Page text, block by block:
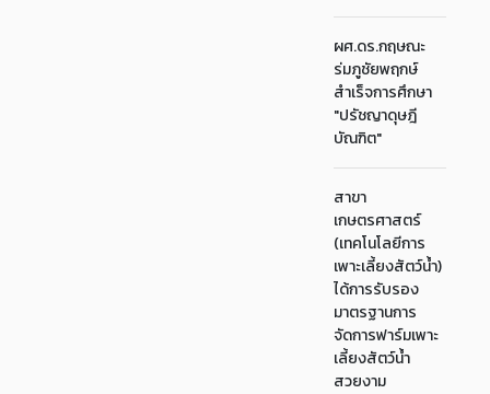
ผศ.ดร.กฤษณะ
ร่มภูชัยพฤกษ์
สำเร็จการศึกษา
"ปรัชญาดุษฎี
บัณฑิต"
สาขา
เกษตรศาสตร์
(เทคโนโลยีการ
เพาะเลี้ยงสัตว์น้ำ)
ได้การรับรอง
มาตรฐานการ
จัดการฟาร์มเพาะ
เลี้ยงสัตว์น้ำ
สวยงาม